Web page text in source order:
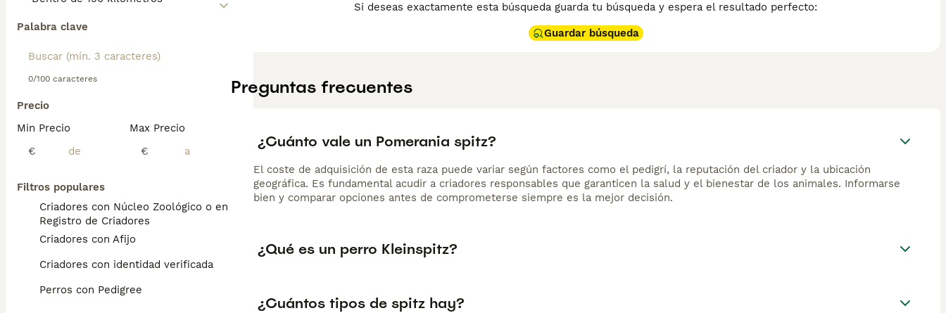
Palabra clave
0/100 caracteres
Precio
Min Precio
€
Max Precio
€
Filtros populares
Criadores con Núcleo Zoológico o en el
Registro de Criadores
Criadores con Afijo
Criadores con identidad verificada
Perros con Pedigree
Si deseas exactamente esta búsqueda guarda tu búsqueda y espera el resultado perfecto:
Guardar búsqueda
Preguntas frecuentes
¿Cuánto vale un Pomerania spitz?
El coste de adquisición de esta raza puede variar según factores como el pedigrí, la reputación del criador y la ubicación
geográfica. Es fundamental acudir a criadores responsables que garanticen la salud y el bienestar de los animales. Informarse
bien y comparar opciones antes de comprometerse siempre es la mejor decisión.
¿Qué es un perro Kleinspitz?
¿Cuántos tipos de spitz hay?